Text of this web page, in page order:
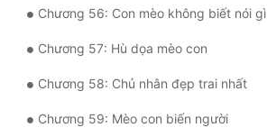
Chương 56: Con mèo không biết nói gì
Chương 57: Hù dọa mèo con
Chương 58: Chủ nhân đẹp trai nhất
Chương 59: Mèo con biến người